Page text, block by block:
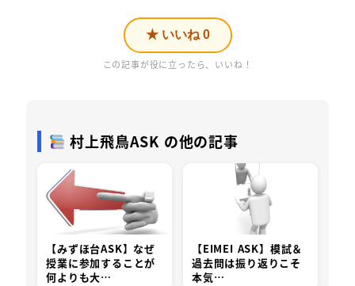
★ いいね 0
この記事が役に立ったら、いいね！
村上飛鳥ASK の他の記事
【みずほ台ASK】なぜ
授業に参加することが
何よりも大…
【EIMEI ASK】模試＆
過去問は振り返りこそ
本気…